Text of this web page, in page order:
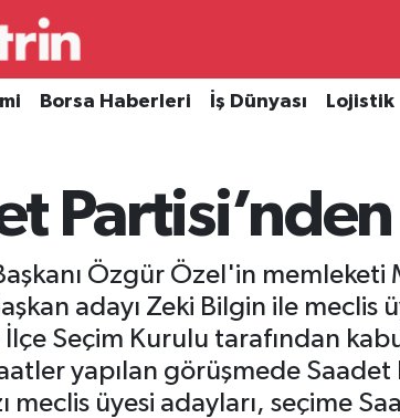
Borsa Haberleri İş Dünyası Lojistik
Özgür Özel'in memleketi
adayı Zeki Bilgin ile
Seçim Kurulu tarafından
yapılan görüşmede
meclis üyesi adayları, seçime